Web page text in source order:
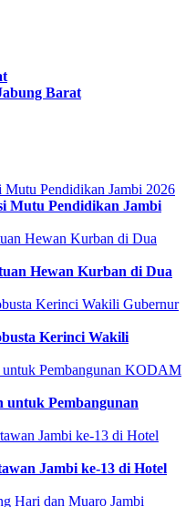
Barat
Mutu Pendidikan Jambi
Hewan Kurban di Dua
Kerinci Wakili
untuk Pembangunan
Jambi ke-13 di Hotel